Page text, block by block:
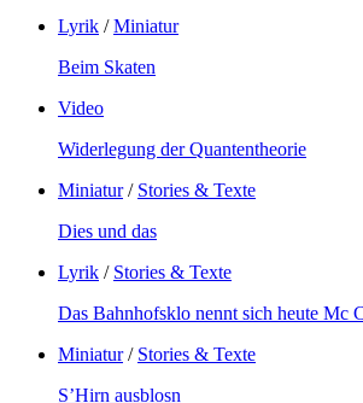
Lyrik /Miniatur
Beim Skaten
Video
Widerlegung der Quantentheorie
Miniatur/ Stories & Texte
Dies und das
Lyrik / Stories & Texte
Das Bahnhofsklo nennt sich heute Mc
Miniatur/ Stories & Texte
S’Hirn ausblosn